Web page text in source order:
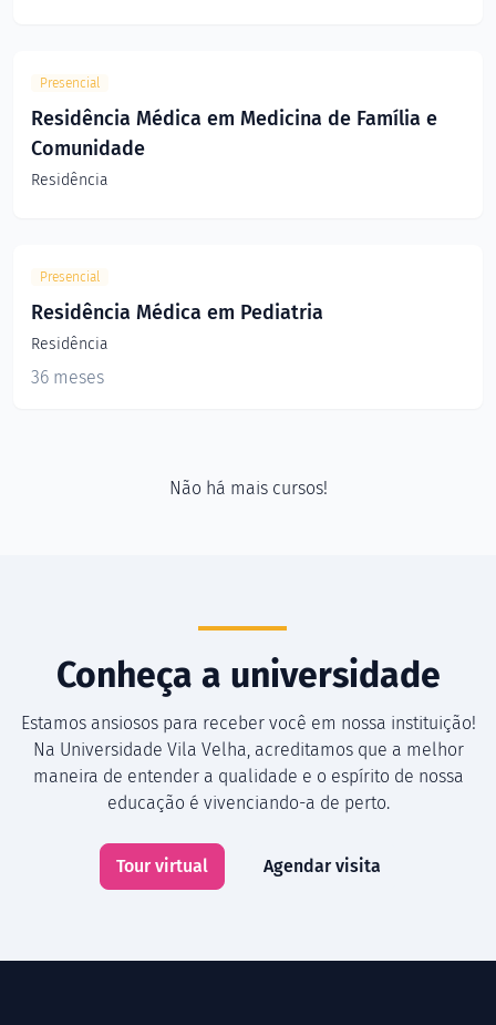
Presencial
Residência Médica em Medicina de Família e
Comunidade
Residência
Presencial
Residência Médica em Pediatria
Residência
36 meses
Não há mais cursos!
Conheça a universidade
Estamos ansiosos para receber você em nossa instituição!
Na Universidade Vila Velha, acreditamos que a melhor
maneira de entender a qualidade e o espírito de nossa
educação é vivenciando-a de perto.
Tour virtual Agendar visita